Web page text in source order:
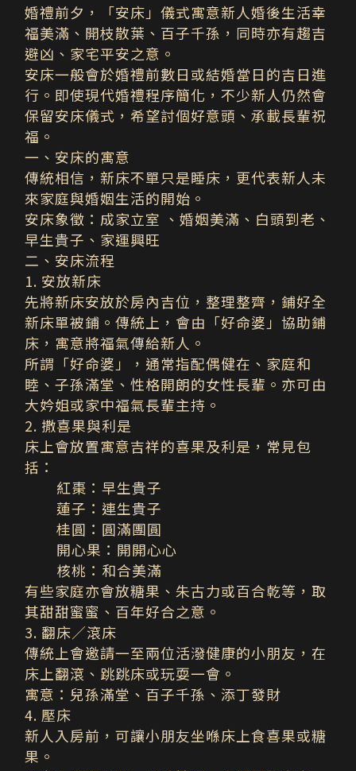
婚禮前夕，「安床」儀式寓意新人婚後生活幸
福美滿、開枝散葉、百子千孫，同時亦有趨吉
避凶、家宅平安之意。
安床一般會於婚禮前數日或結婚當日的吉日進
行。即使現代婚禮程序簡化，不少新人仍然會
保留安床儀式，希望討個好意頭、承載長輩祝
福。
一、安床的寓意
傳統相信，新床不單只是睡床，更代表新人未
來家庭與婚姻生活的開始。
安床象徵： 成家立室 、婚姻美滿、白頭到老、
早生貴子、家運興旺
二、安床流程
1. 安放新床
先將新床安放於房內吉位，整理整齊，鋪好全
新床單被鋪。傳統上，會由「好命婆」協助鋪
床，寓意將福氣傳給新人。
所謂「好命婆」，通常指配偶健在、家庭和
睦、子孫滿堂、性格開朗的女性長輩。亦可由
大妗姐或家中福氣長輩主持。
2. 撒喜果與利是
床上會放置寓意吉祥的喜果及利是，常見包
括：
紅棗：早生貴子
蓮子：連生貴子
桂圓：圓滿團圓
開心果：開開心心
核桃：和合美滿
有些家庭亦會放糖果、朱古力或百合乾等，取
其甜甜蜜蜜、百年好合之意。
3. 翻床／滾床
傳統上會邀請一至兩位活潑健康的小朋友，在
床上翻滾、跳跳床或玩耍一會。
寓意： 兒孫滿堂、百子千孫、添丁發財
4. 壓床
新人入房前，可讓小朋友坐喺床上食喜果或糖
果。